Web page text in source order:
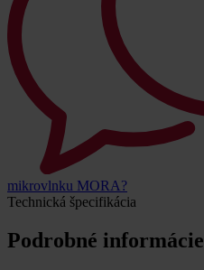
mikrovlnku MORA?
Technická špecifikácia
Podrobné informácie